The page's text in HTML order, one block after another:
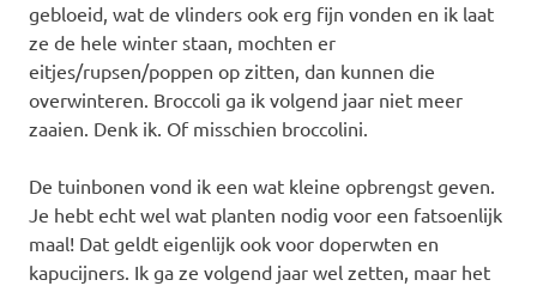
gebloeid, wat de vlinders ook erg fijn vonden en ik laat
ze de hele winter staan, mochten er
eitjes/rupsen/poppen op zitten, dan kunnen die
overwinteren. Broccoli ga ik volgend jaar niet meer
zaaien. Denk ik. Of misschien broccolini.
De tuinbonen vond ik een wat kleine opbrengst geven.
Je hebt echt wel wat planten nodig voor een fatsoenlijk
maal! Dat geldt eigenlijk ook voor doperwten en
kapucijners. Ik ga ze volgend jaar wel zetten, maar het